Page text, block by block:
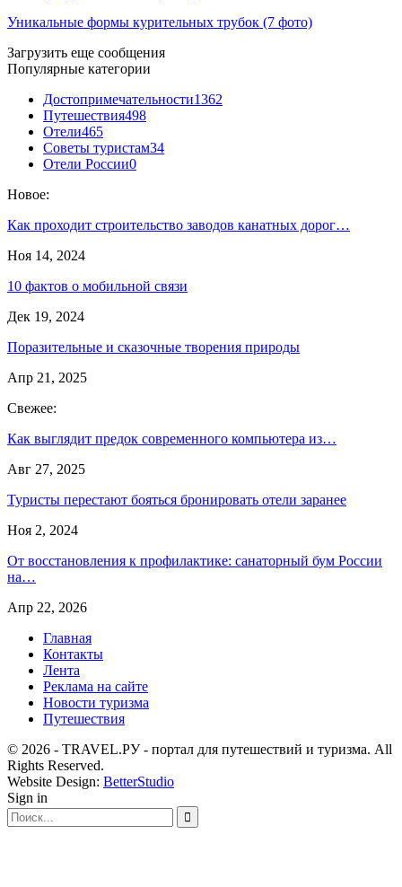
Уникальные формы курительных трубок (7 фото)
Загрузить еще сообщения
Популярные категории
Достопримечательности1362
Путешествия498
Отели465
Советы туристам34
Отели России0
Новое:
Как проходит строительство заводов канатных дорог…
Ноя 14, 2024
10 фактов о мобильной связи
Дек 19, 2024
Поразительные и сказочные творения природы
Апр 21, 2025
Свежее:
Как выглядит предок современного компьютера из…
Авг 27, 2025
Туристы перестают бояться бронировать отели заранее
Ноя 2, 2024
От восстановления к профилактике: санаторный бум России
на…
Апр 22, 2026
Главная
Контакты
Лента
Реклама на сайте
Новости туризма
Путешествия
© 2026 - TRAVEL.РУ - портал для путешествий и туризма. All
Rights Reserved.
Website Design: BetterStudio
Sign in